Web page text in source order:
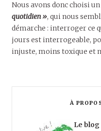
Nous avons donc choisi
quotidien », qui nous
démarche : interroger ce
jours est interrogeable,
injuste, moins toxique et
À
Le blog